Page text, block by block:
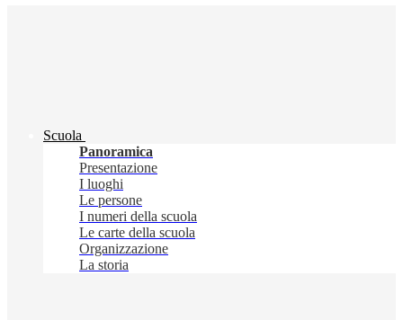
Scuola
Panoramica
Presentazione
I luoghi
Le persone
I numeri della scuola
Le carte della scuola
Organizzazione
La storia